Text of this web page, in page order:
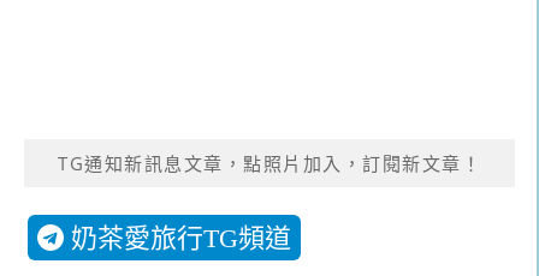
TG通知新訊息文章，點照片加入，訂閱新文章！
奶茶愛旅行TG頻道